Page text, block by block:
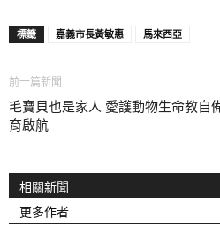
標籤 嘉義市長黃敏惠 馬來西亞
前一篇新聞
毛寶貝也是家人 愛護動物生命教
育啟航
自
相關新聞
更多作者